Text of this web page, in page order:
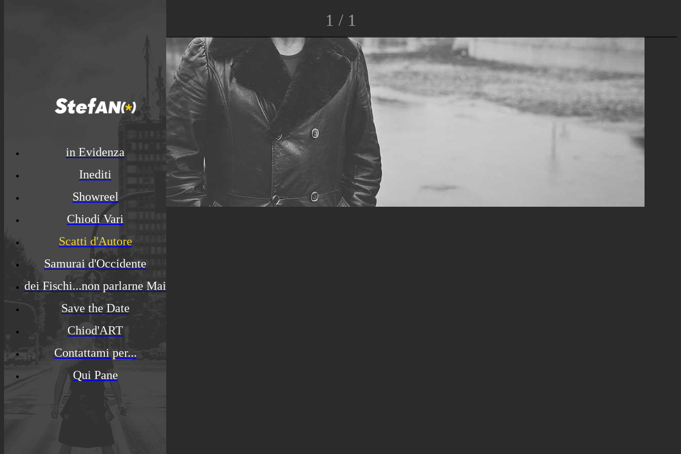
in Evidenza
Inediti
Showreel
Chiodi Vari
Scatti d'Autore
Samurai d'Occidente
dei Fischi...non parlarne Mai
Save the Date
Chiod'ART
Contattami per...
Qui Pane
1 / 1